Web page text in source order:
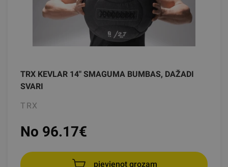
TRX KEVLAR 14" SMAGUMA BUMBAS, DAŽADI
SVARI
TRX
No 96.17€
pievienot grozam